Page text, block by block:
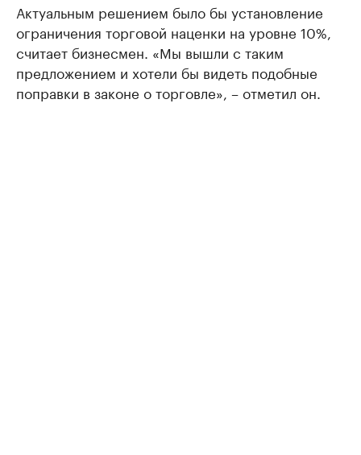
Актуальным решением было бы установление
ограничения торговой наценки на уровне 10%,
считает бизнесмен. «Мы вышли с таким
предложением и хотели бы видеть подобные
поправки в законе о торговле», – отметил он.